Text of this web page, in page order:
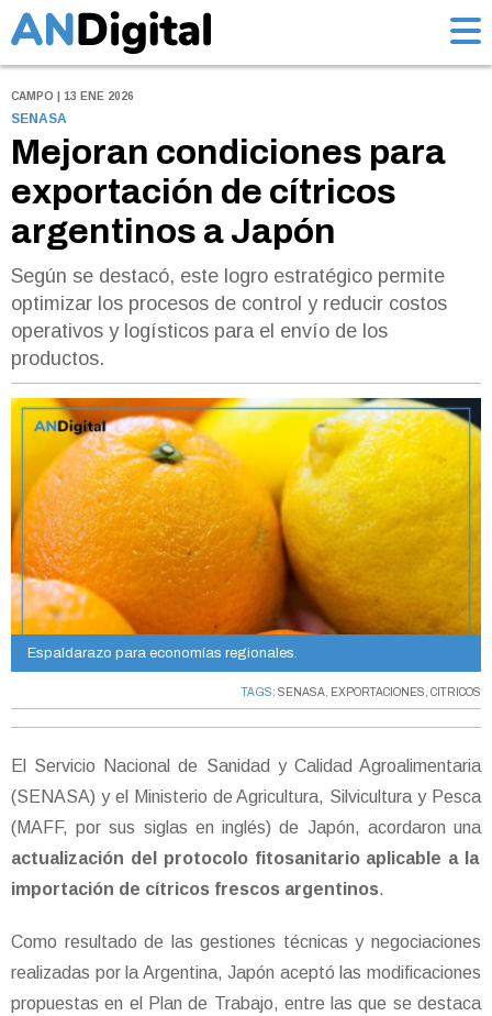
CAMPO | 13 ENE 2026
SENASA
Mejoran condiciones para
exportación de cítricos
argentinos a Japón
Según se destacó, este logro estratégico permite
optimizar los procesos de control y reducir costos
operativos y logísticos para el envío de los
productos.
Espaldarazo para economías regionales.
TAGS: SENASA, EXPORTACIONES, CITRICOS
El Servicio Nacional de Sanidad y Calidad Agroalimentaria
(SENASA) y el Ministerio de Agricultura, Silvicultura y Pesca
(MAFF, por sus siglas en inglés) de Japón, acordaron una
actualización del protocolo fitosanitario aplicable a la
importación de cítricos frescos argentinos.
Como resultado de las gestiones técnicas y negociaciones
realizadas por la Argentina, Japón aceptó las modificaciones
propuestas en el Plan de Trabajo, entre las que se destaca